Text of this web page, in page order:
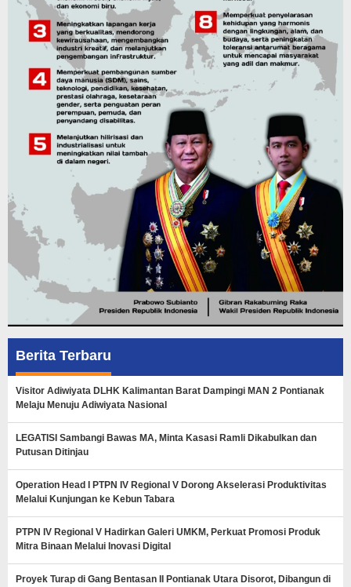
Berita Terbaru
Visitor Adiwiyata DLHK Kalimantan Barat Dampingi MAN 2 Pontianak
Melaju Menuju Adiwiyata Nasional
LEGATISI Sambangi Bawas MA, Minta Kasasi Ramli Dikabulkan dan
Putusan Ditinjau
Operation Head I PTPN IV Regional V Dorong Akselerasi Produktivitas
Melalui Kunjungan ke Kebun Tabara
PTPN IV Regional V Hadirkan Galeri UMKM, Perkuat Promosi Produk
Mitra Binaan Melalui Inovasi Digital
Proyek Turap di Gang Bentasan II Pontianak Utara Disorot, Dibangun di